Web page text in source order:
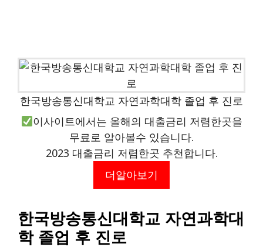
한국방송통신대학교 자연과학대학 졸업 후 진로
이사이트에서는 올해의 대출금리 저렴한곳을
무료로 알아볼수 있습니다.
2023 대출금리 저렴한곳 추천합니다.
더알아보기
한국방송통신대학교 자연과학대
학 졸업 후 진로